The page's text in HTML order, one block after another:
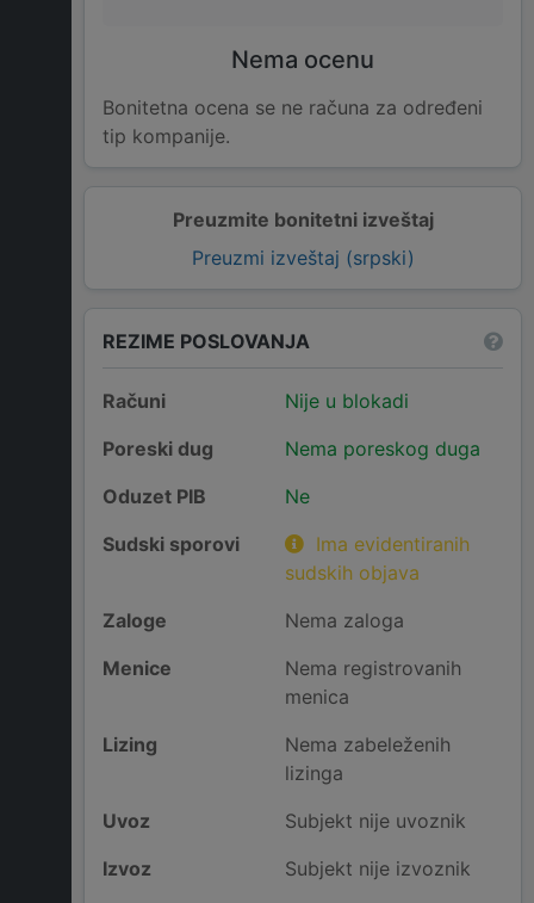
Preuzmite bonitetni izveštaj
Preuzmi izveštaj (srpski)
Nema ocenu
Bonitetna ocena se ne računa za određeni
tip kompanije.
REZIME POSLOVANJA
Računi
Nije u blokadi
Poreski dug
Nema poreskog duga
Oduzet PIB
Ne
Sudski sporovi
Ima evidentiranih
sudskih objava
Zaloge
Nema zaloga
Menice
Nema registrovanih
menica
Lizing
Nema zabeleženih
lizinga
Uvoz
Subjekt nije uvoznik
Izvoz
Subjekt nije izvoznik